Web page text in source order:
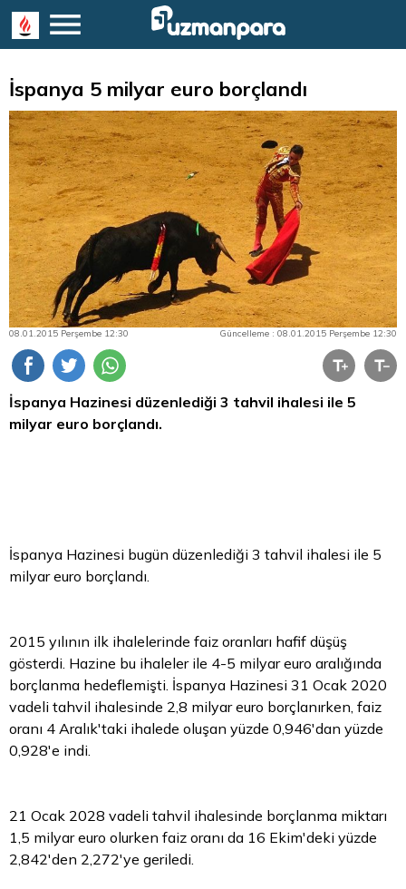
İspanya 5 milyar euro borçlandı
08.01.2015 Perşembe 12:30 Güncelleme : 08.01.2015 Perşembe 12:30
İspanya Hazinesi düzenlediği 3 tahvil ihalesi ile 5
milyar euro borçlandı.
İspanya Hazinesi bugün düzenlediği 3 tahvil ihalesi ile 5
milyar euro borçlandı.
2015 yılının ilk ihalelerinde faiz oranları hafif düşüş
gösterdi. Hazine bu ihaleler ile 4-5 milyar euro aralığında
borçlanma hedeflemişti. İspanya Hazinesi 31 Ocak 2020
vadeli tahvil ihalesinde 2,8 milyar euro borçlanırken, faiz
oranı 4 Aralık'taki ihalede oluşan yüzde 0,946'dan yüzde
0,928'e indi.
21 Ocak 2028 vadeli tahvil ihalesinde borçlanma miktarı
1,5 milyar euro olurken faiz oranı da 16 Ekim'deki yüzde
2,842'den 2,272'ye geriledi.